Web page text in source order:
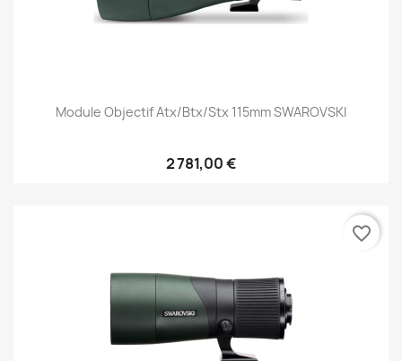
Module Objectif Atx/btx/stx 115mm SWAROVSKI
2 781,00 €
favorite_border